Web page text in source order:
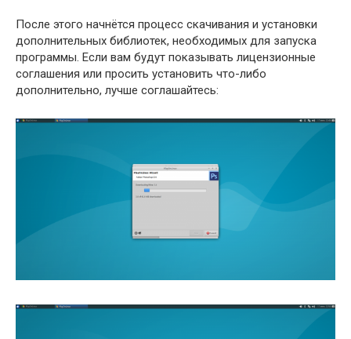
После этого начнётся процесс скачивания и установки
дополнительных библиотек, необходимых для запуска
программы. Если вам будут показывать лицензионные
соглашения или просить установить что-либо
дополнительно, лучше соглашайтесь: